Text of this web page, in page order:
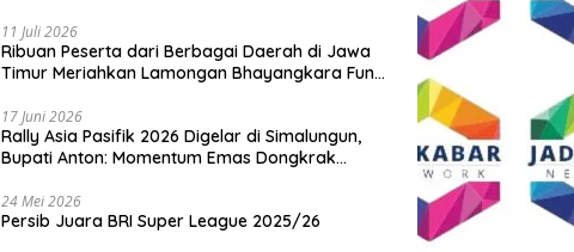
11 Juli 2026
Ribuan Peserta dari Berbagai Daerah di Jawa
Timur Meriahkan Lamongan Bhayangkara Fun
17 Juni 2026
Rally Asia Pasifik 2026 Digelar di Simalungun,
Bupati Anton: Momentum Emas Dongkrak
24 Mei 2026
Persib Juara BRI Super League 2025/26